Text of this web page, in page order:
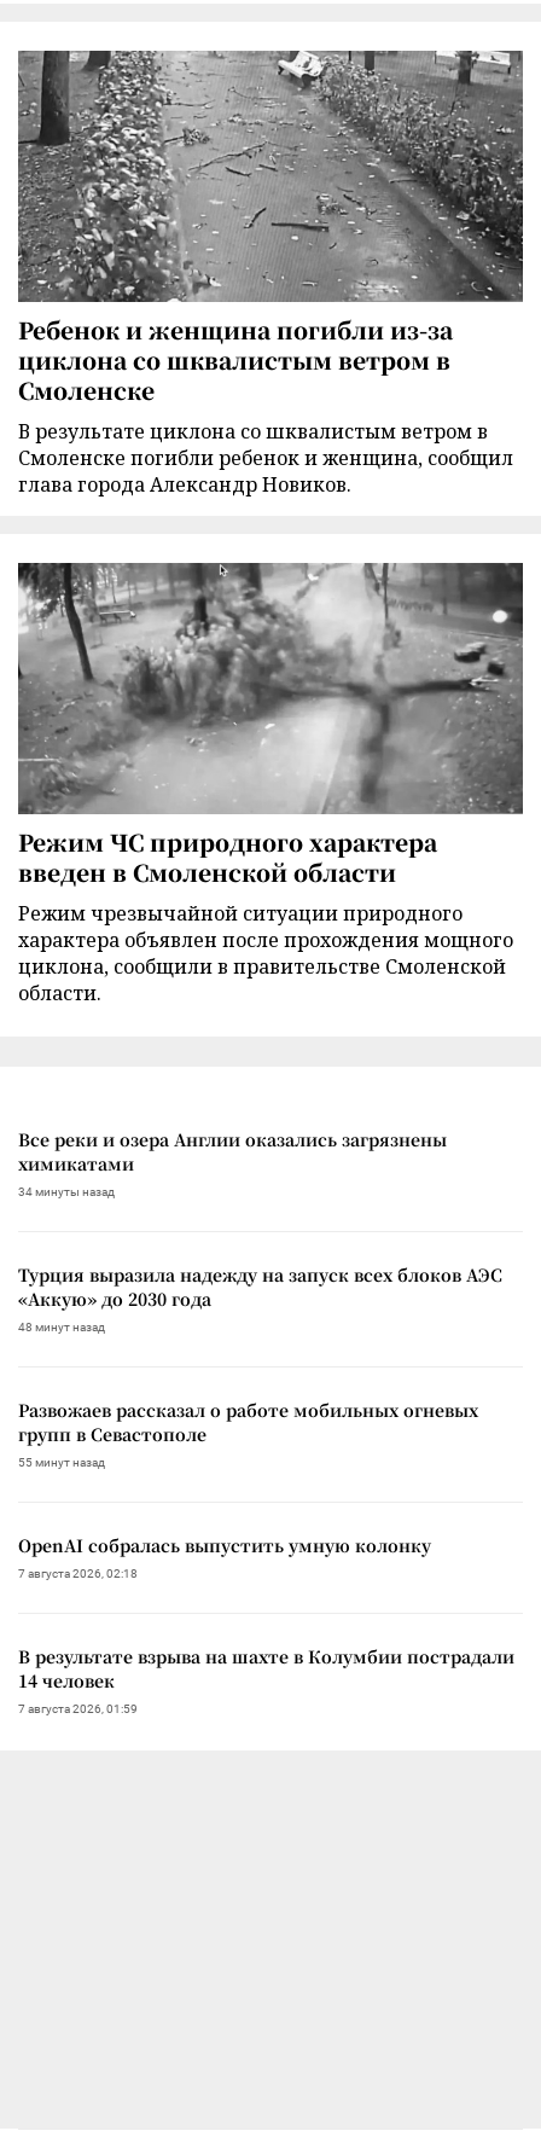
Ребенок и женщина погибли из-за
циклона со шквалистым ветром в
Смоленске
В результате циклона со шквалистым ветром в
Смоленске погибли ребенок и женщина, сообщил
глава города Александр Новиков.
Режим ЧС природного характера
введен в Смоленской области
Режим чрезвычайной ситуации природного
характера объявлен после прохождения мощного
циклона, сообщили в правительстве Смоленской
области.
Все реки и озера Англии оказались загрязнены
химикатами
34 минуты назад
Турция выразила надежду на запуск всех блоков АЭС
«Аккую» до 2030 года
48 минут назад
Развожаев рассказал о работе мобильных огневых
групп в Севастополе
55 минут назад
OpenAI собралась выпустить умную колонку
7 августа 2026, 02:18
В результате взрыва на шахте в Колумбии пострадали
14 человек
7 августа 2026, 01:59